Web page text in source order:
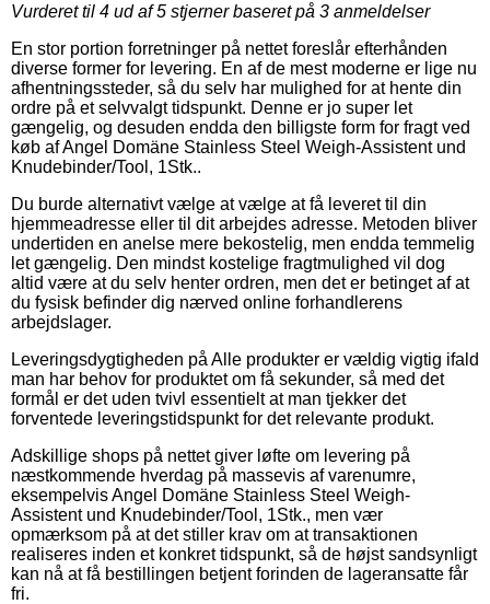
Vurderet til 4 ud af 5 stjerner baseret på 3 anmeldelser
En stor portion forretninger på nettet foreslår efterhånden
diverse former for levering. En af de mest moderne er lige nu
afhentningssteder, så du selv har mulighed for at hente din
ordre på et selvvalgt tidspunkt. Denne er jo super let
gængelig, og desuden endda den billigste form for fragt ved
køb af Angel Domäne Stainless Steel Weigh-Assistent und
Knudebinder/Tool, 1Stk..
Du burde alternativt vælge at vælge at få leveret til din
hjemmeadresse eller til dit arbejdes adresse. Metoden bliver
undertiden en anelse mere bekostelig, men endda temmelig
let gængelig. Den mindst kostelige fragtmulighed vil dog
altid være at du selv henter ordren, men det er betinget af at
du fysisk befinder dig nærved online forhandlerens
arbejdslager.
Leveringsdygtigheden på Alle produkter er vældig vigtig ifald
man har behov for produktet om få sekunder, så med det
formål er det uden tvivl essentielt at man tjekker det
forventede leveringstidspunkt for det relevante produkt.
Adskillige shops på nettet giver løfte om levering på
næstkommende hverdag på massevis af varenumre,
eksempelvis Angel Domäne Stainless Steel Weigh-
Assistent und Knudebinder/Tool, 1Stk., men vær
opmærksom på at det stiller krav om at transaktionen
realiseres inden et konkret tidspunkt, så de højst sandsynligt
kan nå at få bestillingen betjent forinden de lageransatte får
fri.